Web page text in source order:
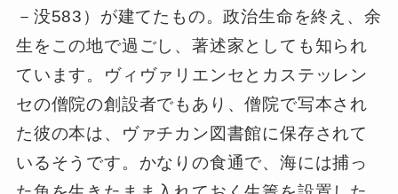
－没583）が建てたもの。政治生命を終え、余
生をこの地で過ごし、著述家としても知られ
ています。ヴィヴァリエンセとカステッレン
セの僧院の創設者でもあり、僧院で写本され
た彼の本は、ヴァチカン図書館に保存されて
いるそうです。かなりの食通で、海には捕っ